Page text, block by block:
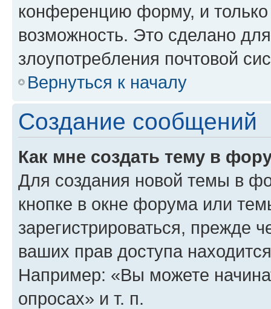
конференцию форму, и
возможность. Это сделано
злоупотребления почтовой
Вернуться к началу
Создание сообщений
Как мне создать тему в
Для создания новой темы в
кнопке в окне форума или
зарегистрироваться, прежде
ваших прав доступа
Например: «Вы можете
опросах» и т. п.